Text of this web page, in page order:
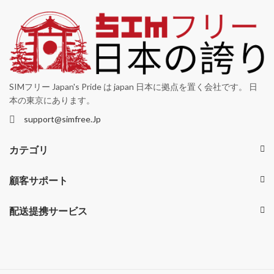
SIMフリー Japan's Pride は japan 日本に拠点を置く会社です。 日
本の東京にあります。
support@simfree.Jp
カテゴリ
顧客サポート
配送提携サービス